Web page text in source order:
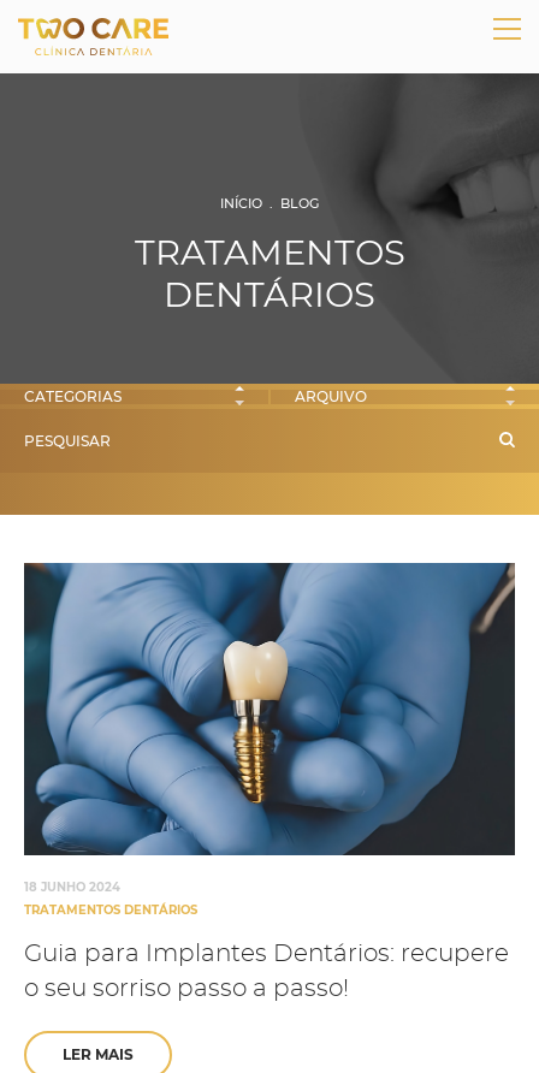
INÍCIO . BLOG
TRATAMENTOS
DENTÁRIOS
18 JUNHO 2024
TRATAMENTOS DENTÁRIOS
Guia para Implantes Dentários: recupere
o seu sorriso passo a passo!
LER MAIS